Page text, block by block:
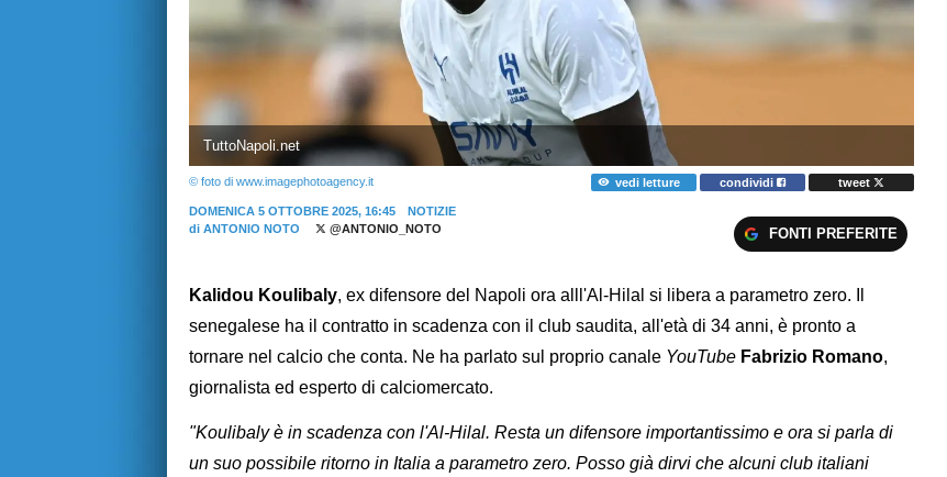
TuttoNapoli.net
© foto di www.imagephotoagency.it vedi letture condividi tweet
DOMENICA 5 OTTOBRE 2025, 16:45
NOTIZIE
di ANTONIO NOTO @ANTONIO_NOTO FONTI PREFERITE
Kalidou Koulibaly, ex difensore del Napoli ora alll'Al-Hilal si libera a parametro zero. Il
senegalese ha il contratto in scadenza con il club saudita, all'età di 34 anni, è pronto a
tornare nel calcio che conta. Ne ha parlato sul proprio canale YouTube Fabrizio Romano,
giornalista ed esperto di calciomercato.
"Koulibaly è in scadenza con l'Al-Hilal. Resta un difensore importantissimo e ora si parla di
un suo possibile ritorno in Italia a parametro zero. Posso già dirvi che alcuni club italiani